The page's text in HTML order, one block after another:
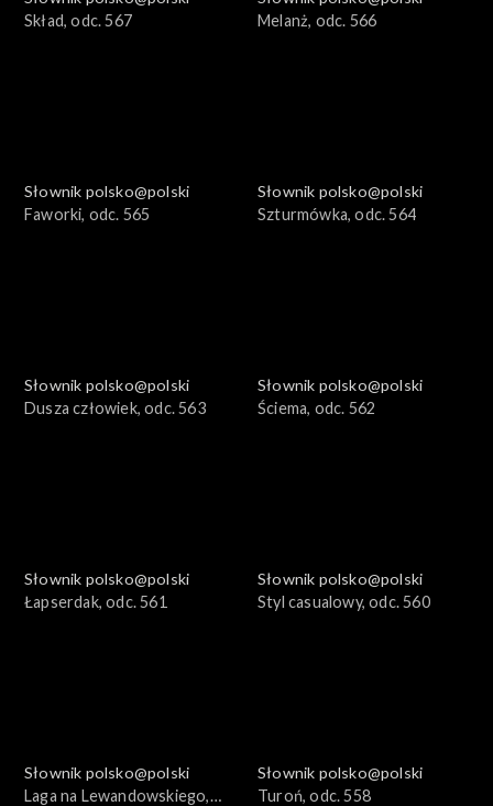
Skład, odc. 567
Melanż, odc. 566
Słownik polsko@polski
Faworki, odc. 565
Słownik polsko@polski
Szturmówka, odc. 564
Słownik polsko@polski
Dusza człowiek, odc. 563
Słownik polsko@polski
Ściema, odc. 562
Słownik polsko@polski
Łapserdak, odc. 561
Słownik polsko@polski
Styl casualowy, odc. 560
Słownik polsko@polski
Laga na Lewandowskiego,
Słownik polsko@polski
Turoń, odc. 558